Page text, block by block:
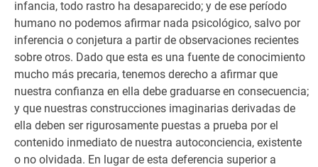
infancia, todo rastro ha desaparecido; y de ese período
humano no podemos afirmar nada psicológico, salvo por
inferencia o conjetura a partir de observaciones recientes
sobre otros. Dado que esta es una fuente de conocimiento
mucho más precaria, tenemos derecho a afirmar que
nuestra confianza en ella debe graduarse en consecuencia;
y que nuestras construcciones imaginarias derivadas de
ella deben ser rigurosamente puestas a prueba por el
contenido inmediato de nuestra autoconciencia, existente
o no olvidada. En lugar de esta deferencia superior a